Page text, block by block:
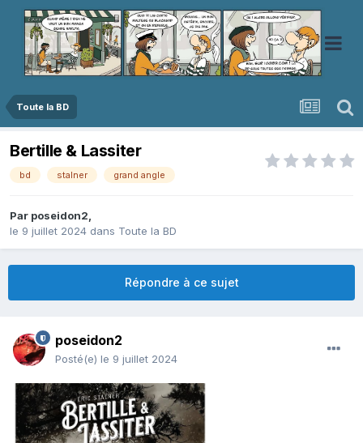
Toute la BD
Bertille & Lassiter
bd stalner grand angle
Par poseidon2,
le 9 juillet 2024 dans Toute la BD
Répondre à ce sujet
poseidon2
Posté(e) le 9 juillet 2024